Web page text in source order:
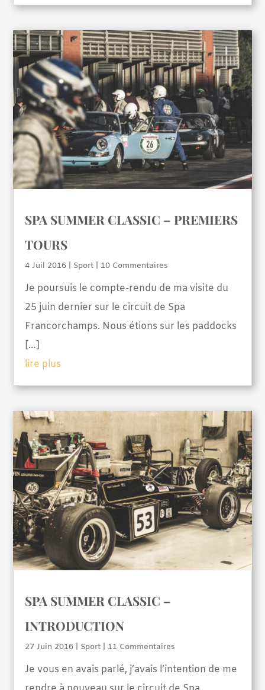
SPA SUMMER CLASSIC – PREMIERS
TOURS
4 Juil 2016 Sport | 10 Commentaires
Je poursuis le compte-rendu de ma visite du
25 juin dernier sur le circuit de Spa
Francorchamps. Nous étions sur les paddocks
[…]
lire plus
SPA SUMMER CLASSIC –
INTRODUCTION
27 Juin 2016 Sport | 11 Commentaires
Je vous en avais parlé, j’avais l’intention de me